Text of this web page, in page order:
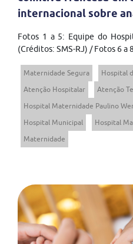
internacional sobre
Fotos 1 a 5: Equipe do
(Créditos: SMS-RJ) / Fotos 6 a
Maternidade Segura
Hospital
Atenção Hospitalar
Atenção
Hospital Maternidade Paulino
Hospital Municipal
Hospital
Maternidade